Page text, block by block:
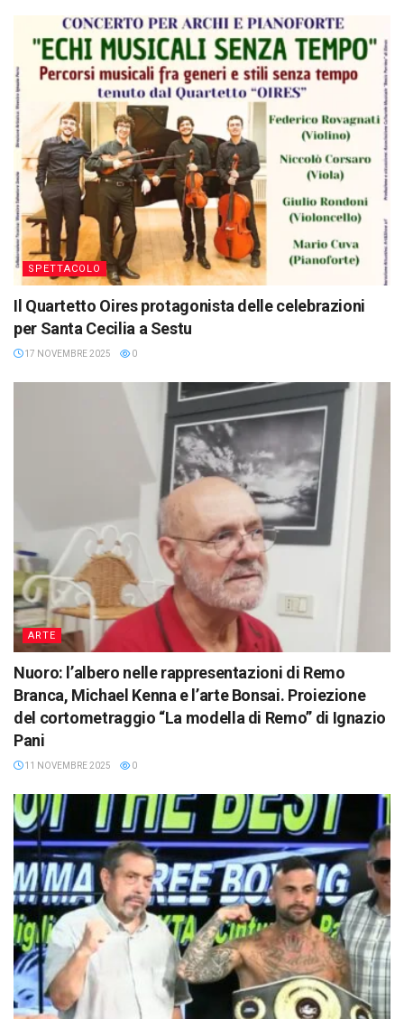
SPETTACOLO
Il Quartetto Oires protagonista delle celebrazioni
per Santa Cecilia a Sestu
17 NOVEMBRE 2025 0
ARTE
Nuoro: l’albero nelle rappresentazioni di Remo
Branca, Michael Kenna e l’arte Bonsai. Proiezione
del cortometraggio “La modella di Remo” di Ignazio
Pani
11 NOVEMBRE 2025 0